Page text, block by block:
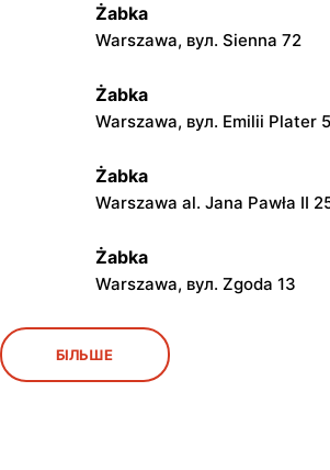
Żabka
Warszawa, вул. Sienna 72
Żabka
Warszawa, вул. Emilii Plater
Żabka
Warszawa al. Jana Pawła II
Żabka
Warszawa, вул. Zgoda 13
Żabka
Łódź, вул. Żurawia 14
БІЛЬШЕ